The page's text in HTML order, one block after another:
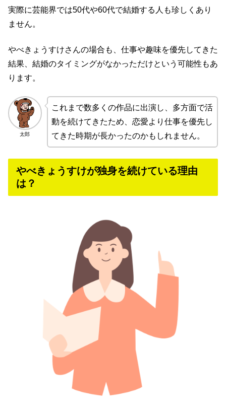
実際に芸能界では50代や60代で結婚する人も珍しくあり
ません。
やべきょうすけさんの場合も、仕事や趣味を優先してきた
結果、結婚のタイミングがなかっただけという可能性もあ
ります。
太郎
これまで数多くの作品に出演し、多方面で活
動を続けてきたため、恋愛より仕事を優先し
てきた時期が長かったのかもしれません。
やべきょうすけが独身を続けている理由
は？